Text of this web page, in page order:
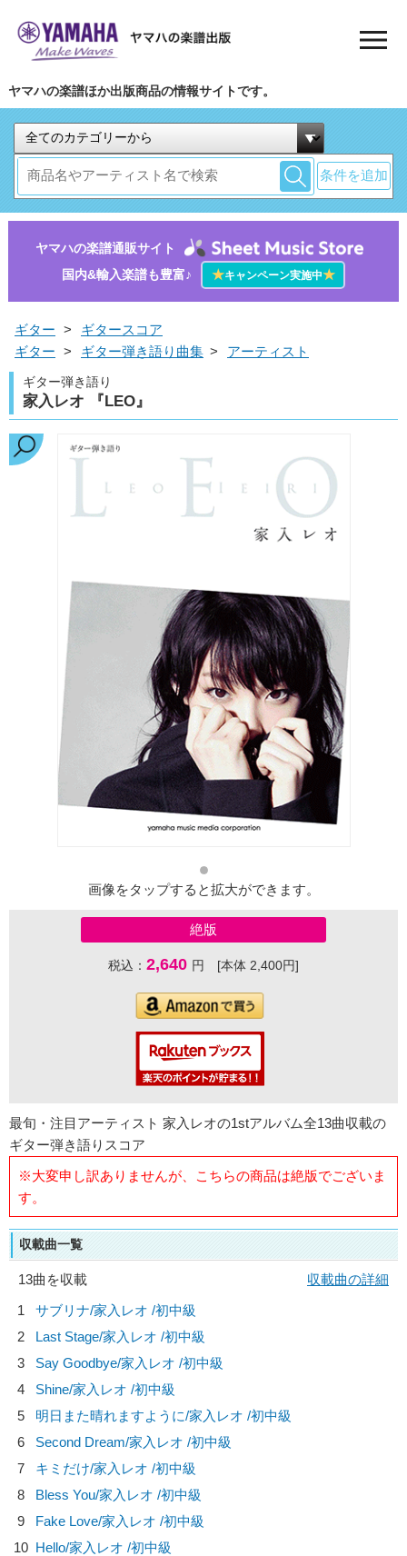
ヤマハの楽譜ほか出版商品の情報サイトです。
条件を追加
ヤマハの楽譜通販サイト
国内&輸入楽譜も豊富♪
★キャンペーン実施中★
ギター >
ギタースコア
ギター > ギター弾き語り曲集 > アーティスト
ギター弾き語り
家入レオ 『LEO』
画像をタップすると拡大ができます。
絶版
税込： 2,640 円 [本体 2,400円]
最旬・注目アーティスト 家入レオの1stアルバム全13曲収載の
ギター弾き語りスコア
※大変申し訳ありませんが、こちらの商品は絶版でございま
す。
収載曲一覧
13曲を収載
収載曲の詳細
1
サブリナ/家入レオ /初中級
2
Last Stage/家入レオ /初中級
3
Say Goodbye/家入レオ /初中級
4
Shine/家入レオ /初中級
5
明日また晴れますように/家入レオ /初中級
6
Second Dream/家入レオ /初中級
7
キミだけ/家入レオ /初中級
8
Bless You/家入レオ /初中級
9
Fake Love/家入レオ /初中級
10 Hello/家入レオ /初中級